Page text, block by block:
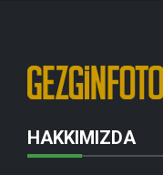
HAKKIMIZDA